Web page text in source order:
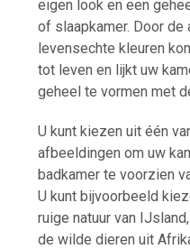
eigen look en een
of slaapkamer. Door
levensechte kleuren
tot leven en lijkt uw
geheel te vormen met
U kunt kiezen uit één
afbeeldingen om uw
badkamer te voorzien
U kunt bijvoorbeeld
ruige natuur van
de wilde dieren uit